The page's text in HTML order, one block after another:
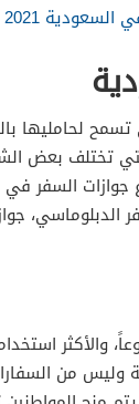
2021
تسمح لحامليها
تختلف بعض
السفر في
الدبلوماسي،
والأكثر
وليس من